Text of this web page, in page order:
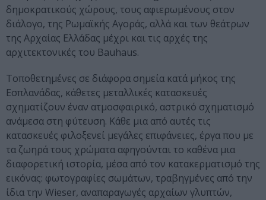
δημοκρατικούς χώρους, τους αφιερωμένους στον
διάλογο, της Ρωμαϊκής Αγοράς, αλλά και των θεάτρων
της Αρχαίας Ελλάδας μέχρι και τις αρχές της
αρχιτεκτονικές του Bauhaus.
Τοποθετημένες σε διάφορα σημεία κατά μήκος της
Εσπλανάδας, κάθετες μεταλλικές κατασκευές
σχηματίζουν έναν ατμοσφαιρικό, αστρικό σχηματισμό
ανάμεσα στη φύτευση. Κάθε μια από αυτές τις
κατασκευές φιλοξενεί μεγάλες επιφάνειες, έργα που με
τα ζωηρά τους χρώματα αφηγούνται το καθένα μια
διαφορετική ιστορία, μέσα από τον κατακερματισμό της
εικόνας: φωτογραφίες σωμάτων, τραβηγμένες από την
ίδια την Wieser, αναπαραγωγές αρχαίων γλυπτών,